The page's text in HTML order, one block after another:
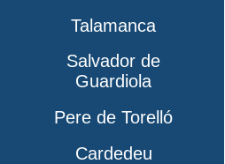
Talamanca
Salvador de
Guardiola
Pere de Torelló
Cardedeu